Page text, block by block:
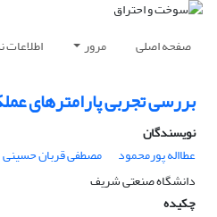
صفحه اصلی مرور اطلاعات
بررسی تجربی پارامترهای
نویسندگان
عطااله پورمحمود
مصطفی قربان حسینی
دانشگاه صنعتی شریف
چکیده